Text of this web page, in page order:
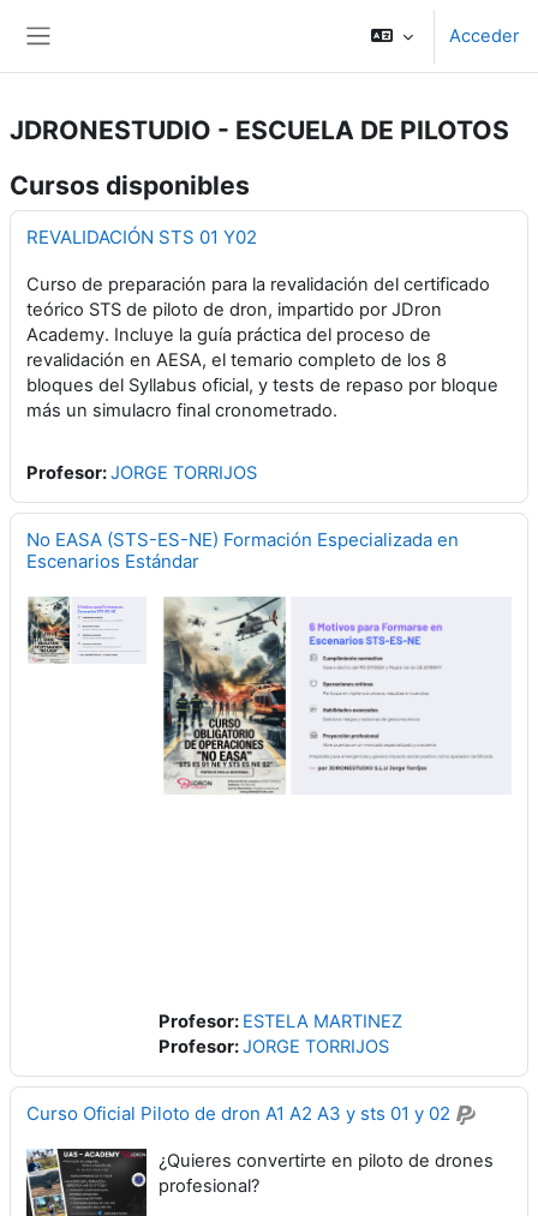
Acceder
JDRONESTUDIO - ESCUELA DE PILOTOS
Cursos disponibles
REVALIDACIÓN STS 01 Y02
Curso de preparación para la revalidación del certificado
teórico STS de piloto de dron, impartido por JDron
Academy. Incluye la guía práctica del proceso de
revalidación en AESA, el temario completo de los 8
bloques del Syllabus oficial, y tests de repaso por bloque
más un simulacro final cronometrado.
Profesor:JORGE TORRIJOS
No EASA (STS-ES-NE) Formación Especializada en
Escenarios Estándar
Profesor: ESTELA MARTINEZ
Profesor:JORGE TORRIJOS
Curso Oficial Piloto de dron A1 A2 A3 y sts 01 y 02
¿Quieres convertirte en piloto de drones
profesional?